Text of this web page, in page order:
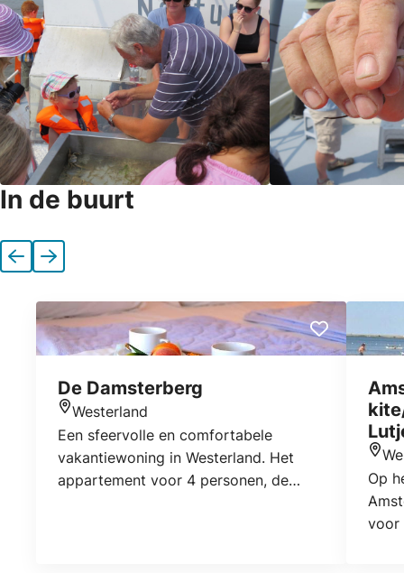
In de buurt
VorigeVolgende
De Damsterberg
Locatie
Westerland
Een sfeervolle en comfortabele
vakantiewoning in Westerland. Het
appartement voor 4 personen, de
Op
voor